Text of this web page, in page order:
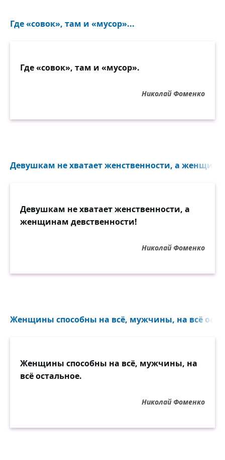
Где «совок», там и «мусор»...
Где «совок», там и «мусор».
Николай Фоменко
Девушкам не хватает женственности, а
Девушкам не хватает женственности, а
женщинам девственности!
Николай Фоменко
Женщины способны на всё, мужчины, на всё
Женщины способны на всё, мужчины, на
всё остальное.
Николай Фоменко